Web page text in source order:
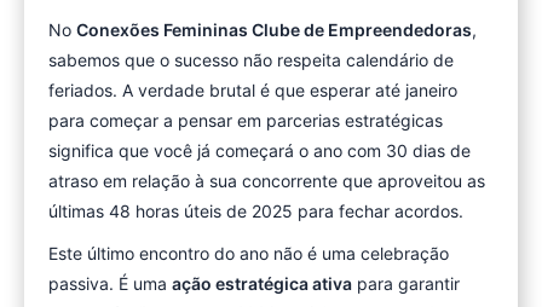
No Conexões Femininas Clube de Empreendedoras,
sabemos que o sucesso não respeita calendário de
feriados. A verdade brutal é que esperar até janeiro
para começar a pensar em parcerias estratégicas
significa que você já começará o ano com 30 dias de
atraso em relação à sua concorrente que aproveitou as
últimas 48 horas úteis de 2025 para fechar acordos.
Este último encontro do ano não é uma celebração
passiva. É uma ação estratégica ativa para garantir